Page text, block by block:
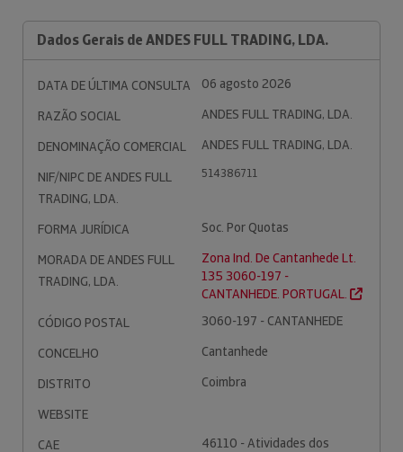
Dados Gerais de ANDES FULL TRADING, LDA.
DATA DE ÚLTIMA CONSULTA
06 agosto 2026
RAZÃO SOCIAL
ANDES FULL TRADING, LDA.
DENOMINAÇÃO COMERCIAL
ANDES FULL TRADING, LDA.
NIF/NIPC DE ANDES FULL
TRADING, LDA.
514386711
FORMA JURÍDICA
Soc. Por Quotas
MORADA DE ANDES FULL
TRADING, LDA.
Zona Ind. De Cantanhede Lt.
135 3060-197 -
CANTANHEDE. PORTUGAL.
CÓDIGO POSTAL
3060-197 - CANTANHEDE
CONCELHO
Cantanhede
DISTRITO
Coimbra
WEBSITE
CAE
46110 - Atividades dos